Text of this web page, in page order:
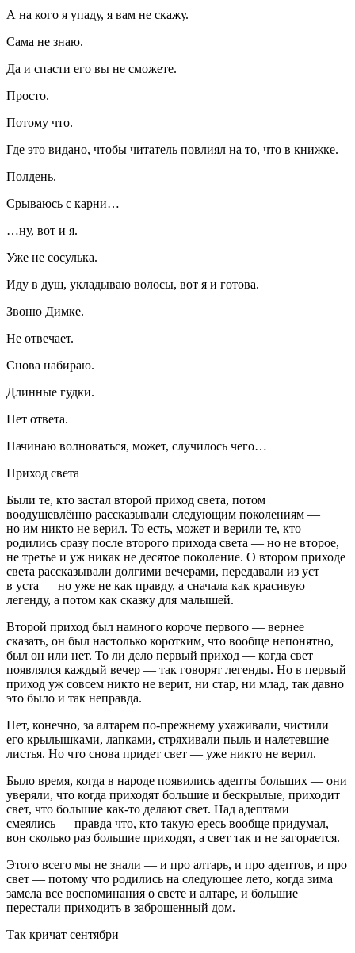
А на кого я упаду, я вам не скажу.
Сама не знаю.
Да и спасти его вы не сможете.
Просто.
Потому что.
Где это видано, чтобы читатель повлиял на то, что в книжке.
Полдень.
Срываюсь с карни…
…ну, вот и я.
Уже не сосулька.
Иду в душ, укладываю волосы, вот я и готова.
Звоню Димке.
Не отвечает.
Снова набираю.
Длинные гудки.
Нет ответа.
Начинаю волноваться, может, случилось чего…
Приход света
Были те, кто застал второй приход света, потом
воодушевлённо рассказывали следующим поколениям —
но им никто не верил. То есть, может и верили те, кто
родились сразу после второго прихода света — но не второе,
не третье и уж никак не десятое поколение. О втором приходе
света рассказывали долгими вечерами, передавали из уст
в уста — но уже не как правду, а сначала как красивую
легенду, а потом как сказку для малышей.
Второй приход был намного короче первого — вернее
сказать, он был настолько коротким, что вообще непонятно,
был он или нет. То ли дело первый приход — когда свет
появлялся каждый вечер — так говорят легенды. Но в первый
приход уж совсем никто не верит, ни стар, ни млад, так давно
это было и так неправда.
Нет, конечно, за алтарем по-прежнему ухаживали, чистили
его крылышками, лапками, стряхивали пыль и налетевшие
листья. Но что снова придет свет — уже никто не верил.
Было время, когда в народе появились адепты больших — они
уверяли, что когда приходят большие и бескрылые, приходит
свет, что большие как-то делают свет. Над адептами
смеялись — правда что, кто такую ересь вообще придумал,
вон сколько раз большие приходят, а свет так и не загорается.
Этого всего мы не знали — и про алтарь, и про адептов, и про
свет — потому что родились на следующее лето, когда зима
замела все воспоминания о свете и алтаре, и большие
перестали приходить в заброшенный дом.
Так кричат сентябри